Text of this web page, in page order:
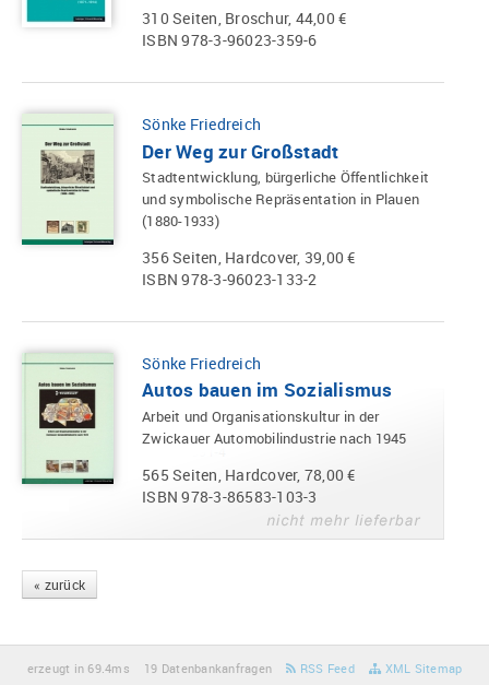
310 Seiten, Broschur, 44,00 €
ISBN 978-3-96023-359-6
Sönke Friedreich
Der Weg zur Großstadt
Stadtentwicklung, bürgerliche Öffentlichkeit
und symbolische Repräsentation in Plauen
(1880-1933)
356 Seiten, Hardcover, 39,00 €
ISBN 978-3-96023-133-2
Sönke Friedreich
Autos bauen im Sozialismus
Arbeit und Organisationskultur in der
Zwickauer Automobilindustrie nach 1945
565 Seiten, Hardcover, 78,00 €
ISBN 978-3-86583-103-3
« zurück
erzeugt in 69.4ms 19 Datenbankanfragen RSS Feed XML Sitemap